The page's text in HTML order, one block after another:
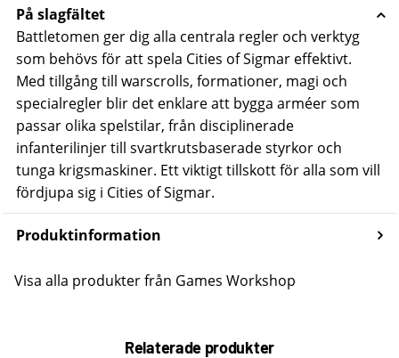
På slagfältet
Battletomen ger dig alla centrala regler och verktyg
som behövs för att spela Cities of Sigmar effektivt.
Med tillgång till warscrolls, formationer, magi och
specialregler blir det enklare att bygga arméer som
passar olika spelstilar, från disciplinerade
infanterilinjer till svartkrutsbaserade styrkor och
tunga krigsmaskiner. Ett viktigt tillskott för alla som vill
fördjupa sig i Cities of Sigmar.
Produktinformation
Visa alla produkter från Games Workshop
Relaterade produkter